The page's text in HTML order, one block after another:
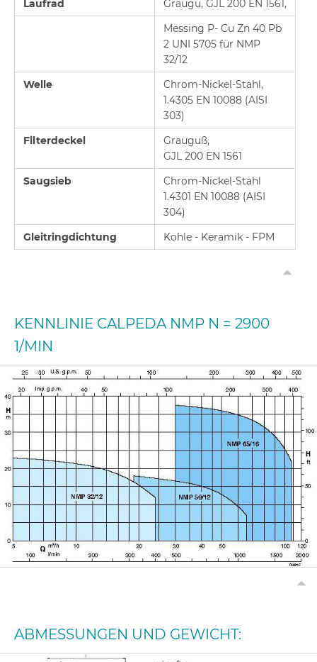
Laufrad
Graugu, GJL 200 EN 1561,
Messing P- Cu Zn 40 Pb
2 UNI 5705 für NMP
32/12
Welle
Chrom-Nickel-Stahl,
1.4305 EN 10088 (AISI
303)
Filterdeckel
Grauguß,
GJL 200 EN 1561
Saugsieb
Chrom-Nickel-Stahl
1.4301 EN 10088 (AISI
304)
Gleitringdichtung
Kohle - Keramik - FPM
KENNLINIE CALPEDA NMP N = 2900
1/MIN
ABMESSUNGEN UND GEWICHT: